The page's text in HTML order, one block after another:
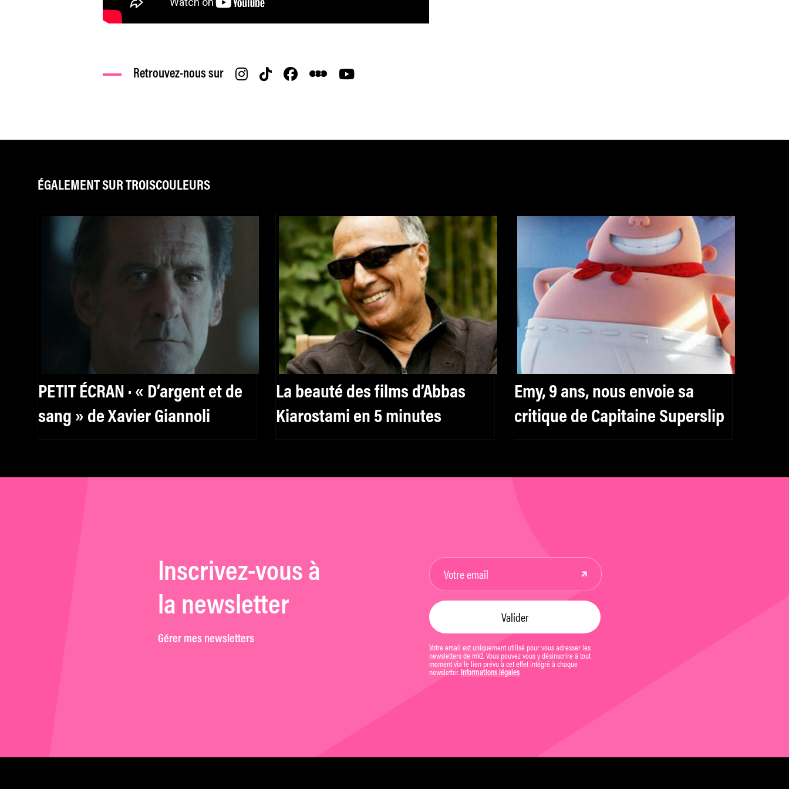
Retrouvez-nous sur
ÉGALEMENT SUR TROISCOULEURS
PETIT ÉCRAN · « D’argent et de
sang » de Xavier Giannoli
La beauté des films d’Abbas
Kiarostami en 5 minutes
Emy, 9 ans, nous envoie sa
critique de Capitaine Superslip
Inscrivez-vous à
la newsletter
Gérer mes newsletters
Votre email est uniquement utilisé pour vous adresser les
newsletters de mk2. Vous pouvez vous y désinscrire à tout
moment via le lien prévu à cet effet intégré à chaque
newsletter. Informations légales